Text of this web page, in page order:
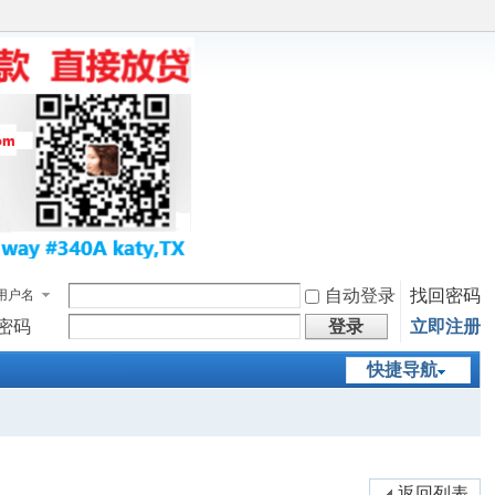
户名 自动登录
找回密码
码
登录 立即注册
快捷导航